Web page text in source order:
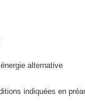
alternative
indiquées en